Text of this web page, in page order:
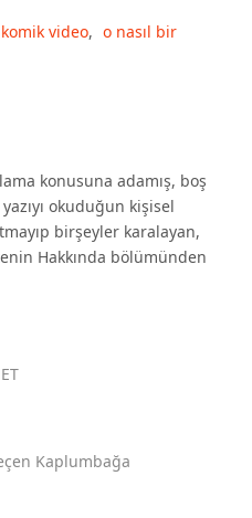
komik video, o nasıl bir
konusuna adamış, boş
okuduğun kişisel
birşeyler karalayan,
Hakkında bölümünden
Kaplumbağa